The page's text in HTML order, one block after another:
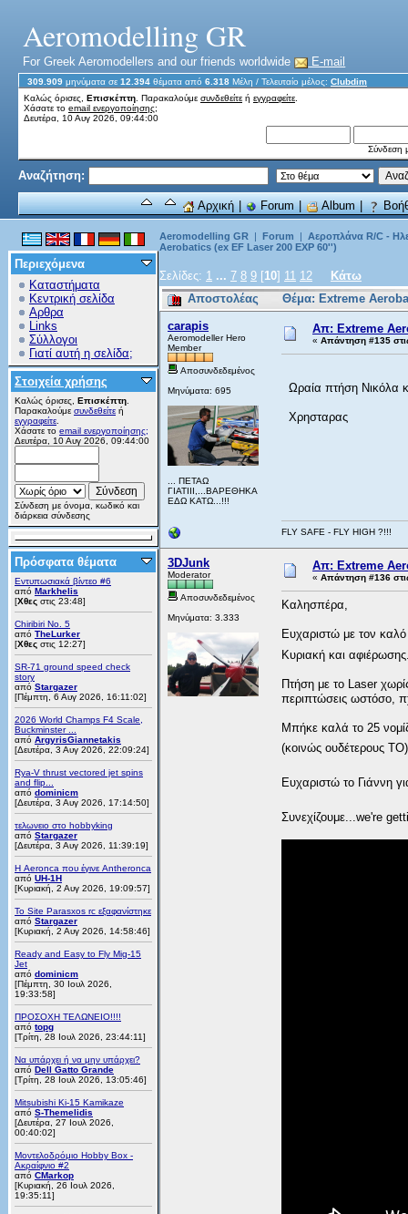
Aeromodelling GR
For Greek Aeromodellers and our friends worldwide E-mail
309.909 μηνύματα σε 12.394 θέματα από 6.318 Μέλη / Τελευταίο μέλος: Clubdim
Καλώς όρισες, Επισκέπτη . Παρακαλούμε συνδεθείτε ή εγγραφείτε
Χάσατε το email ενεργοποίησης;
Δευτέρα, 10 Αυγ 2026, 09:44:00
Σύνδεση
Αναζήτηση:
Αρχική| Forum| Album|
Περιεχόμενα
Καταστήματα
Κεντρική σελίδα
Αρθρα
Links
Σύλλογοι
Γιατί αυτή η σελίδα;
Στοιχεία χρήσης
Καλώς όρισες, Επισκέπτη
Παρακαλούμε συνδεθείτε ή
εγγραφείτε
Χάσατε το email ενεργοποίησης;
Δευτέρα, 10 Αυγ 2026, 09:44:00
Σύνδεση με όνομα, κωδικό και
διάρκεια σύνδεσης
Πρόσφατα θέματα
Εντυπωσιακά βίντεο #6
από Markhelis
[Χθες στις 23:48]
Chiribiri No. 5
από TheLurker
[Χθες στις 12:27]
SR-71 ground speed check
story
από Stargazer
[Πέμπτη, 6 Αυγ 2026, 16:11:02]
2026 World Champs F4 Scale,
Buckminster ...
από ArgyrisGiannetakis
[Δευτέρα, 3 Αυγ 2026, 22:09:24]
Rya-V thrust vectored jet spins
and flip...
από dominicm
[Δευτέρα, 3 Αυγ 2026, 17:14:50]
τελωνειο στο hobbyking
από Stargazer
[Δευτέρα, 3 Αυγ 2026, 11:39:19]
Η Aeronca που έγινε Antheronca
από UH-1H
[Κυριακή, 2 Αυγ 2026, 19:09:57]
Το Site Parasxos rc εξαφανίστηκε
από Stargazer
[Κυριακή, 2 Αυγ 2026, 14:58:46]
Ready and Easy to Fly Mig-15
Jet
από dominicm
[Πέμπτη, 30 Ιουλ 2026,
19:33:58]
ΠΡΟΣΟΧΗ ΤΕΛΩΝΕΙΟ!!!!
από topg
[Τρίτη, 28 Ιουλ 2026, 23:44:11]
Να υπάρχει ή να μην υπάρχει?
από Dell Gatto Grande
[Τρίτη, 28 Ιουλ 2026, 13:05:46]
Mitsubishi Ki-15 Kamikaze
από S-Themelidis
[Δευτέρα, 27 Ιουλ 2026,
00:40:02]
Μοντελοδρόμιο Hobby Box -
Ακραίφνιο #2
από CMarkop
[Κυριακή, 26 Ιουλ 2026,
19:35:11]
Aeromodelling GR | Forum | Αεροπλάνα R/C -
Aerobatics (ex EF Laser 200 EXP 60'')
Σελίδες: 1 ... 7 8 9 [10] 11 12
Κάτω
Αποστολέας
Θέμα: Extreme
carapis
Aeromodeller Hero
Member
Αποσυνδεδεμένος
Μηνύματα: 695
... ΠΕΤΑΩ
ΓΙΑΤΙΙΙ,...ΒΑΡΕΘΗΚΑ
ΕΔΩ ΚΑΤΩ...!!!
Απ: Extreme
« Απάντηση #135
Ωραία πτήση Νικόλα
Χρησταρας
FLY SAFE - FLY HIGH ?!!!
3DJunk
Moderator
Αποσυνδεδεμένος
Μηνύματα: 3.333
Απ: Extreme
« Απάντηση #136
Καλησπέρα,
Ευχαριστώ με τον
Κυριακή και
Πτήση με το Laser
περιπτώσεις ωστόσο,
Μπήκε καλά το 25
(κοινώς ουδέτερους
Ευχαριστώ το Γιάννη
Συνεχίζουμε...we're